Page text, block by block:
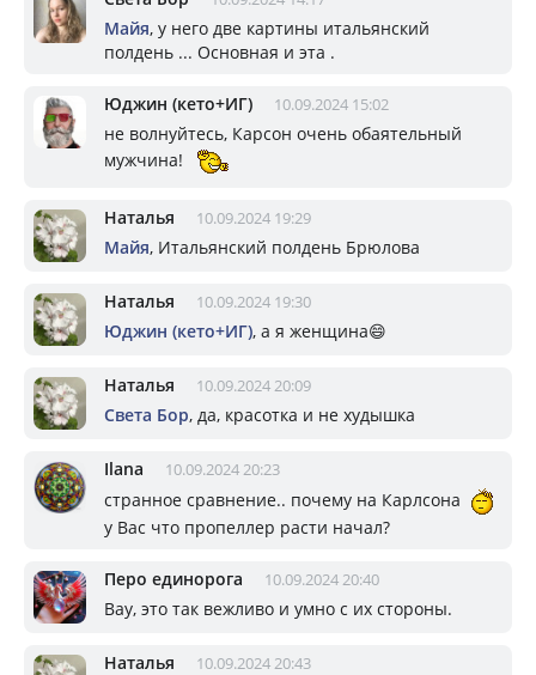
Майя, у него две картины итальянский
полдень ... Основная и эта .
Юджин (кето+ИГ) 10.09.2024 15:02
не волнуйтесь, Карсон очень обаятельный
мужчина!
Наталья 10.09.2024 19:29
Майя, Итальянский полдень Брюлова
Наталья 10.09.2024 19:30
Юджин (кето+ИГ), а я женщина😄
Наталья 10.09.2024 20:09
Света Бор, да, красотка и не худышка
Ilana 10.09.2024 20:23
странное сравнение.. почему на Карлсона
у Вас что пропеллер расти начал?
Перо единорога 10.09.2024 20:40
Вау, это так вежливо и умно с их стороны.
Наталья 10.09.2024 20:43